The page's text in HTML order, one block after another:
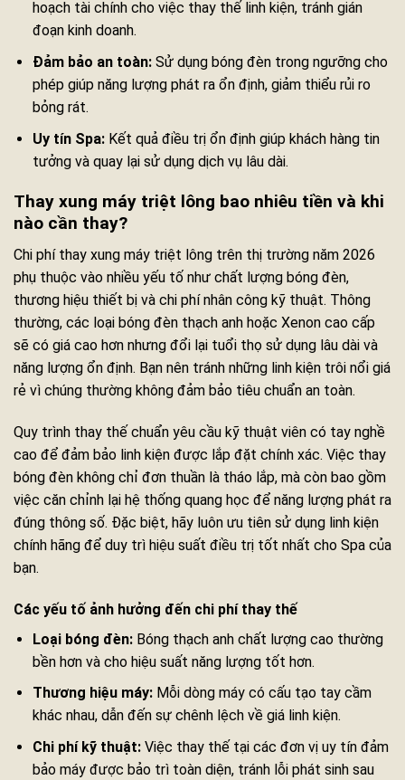
hoạch tài chính cho việc thay thế linh kiện, tránh gián
đoạn kinh doanh.
Đảm bảo an toàn:Sử dụng bóng đèn trong ngưỡng cho
phép giúp năng lượng phát ra ổn định, giảm thiểu rủi ro
bỏng rát.
Uy tín Spa:Kết quả điều trị ổn định giúp khách hàng tin
tưởng và quay lại sử dụng dịch vụ lâu dài.
Thay xung máy triệt lông bao nhiêu tiền và khi
nào cần thay?
Chi phí thay xung máy triệt lông trên thị trường năm 2026
phụ thuộc vào nhiều yếu tố như chất lượng bóng đèn,
thương hiệu thiết bị và chi phí nhân công kỹ thuật. Thông
thường, các loại bóng đèn thạch anh hoặc Xenon cao cấp
sẽ có giá cao hơn nhưng đổi lại tuổi thọ sử dụng lâu dài và
năng lượng ổn định. Bạn nên tránh những linh kiện trôi nổi giá
rẻ vì chúng thường không đảm bảo tiêu chuẩn an toàn.
Quy trình thay thế chuẩn yêu cầu kỹ thuật viên có tay nghề
cao để đảm bảo linh kiện được lắp đặt chính xác. Việc thay
bóng đèn không chỉ đơn thuần là tháo lắp, mà còn bao gồm
việc căn chỉnh lại hệ thống quang học để năng lượng phát ra
đúng thông số. Đặc biệt, hãy luôn ưu tiên sử dụng linh kiện
chính hãng để duy trì hiệu suất điều trị tốt nhất cho Spa của
bạn.
Các yếu tố ảnh hưởng đến chi phí thay thế
Loại bóng đèn:Bóng thạch anh chất lượng cao thường
bền hơn và cho hiệu suất năng lượng tốt hơn.
Thương hiệu máy:Mỗi dòng máy có cấu tạo tay cầm
khác nhau, dẫn đến sự chênh lệch về giá linh kiện.
Chi phí kỹ thuật:Việc thay thế tại các đơn vị uy tín đảm
bảo máy được bảo trì toàn diện, tránh lỗi phát sinh sau